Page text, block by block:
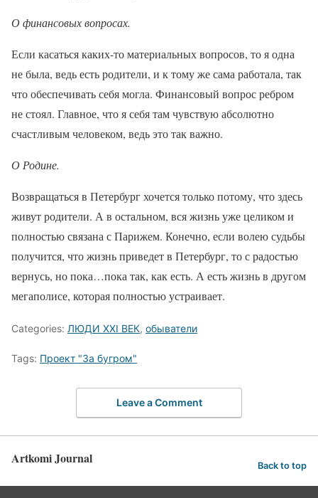
О финансовых вопросах.
Если касаться каких-то материальных вопросов, то я одна
не была, ведь есть родители, и к тому же сама работала, так
что обеспечивать себя могла. Финансовый вопрос ребром
не стоял. Главное, что я себя там чувствую абсолютно
счастливым человеком, ведь это так важно.
О Родине.
Возвращаться в Петербург хочется только потому, что здесь
живут родители. А в остальном, вся жизнь уже целиком и
полностью связана с Парижем. Конечно, если волею судьбы
получится, что жизнь приведет в Петербург, то с радостью
вернусь, но пока…пока так, как есть. А есть жизнь в другом
мегаполисе, которая полностью устраивает.
Categories: ЛЮДИ XXI ВЕК, обыватели
Tags: Проект "За бугром"
Leave a Comment
Artkomi Journal Back to top